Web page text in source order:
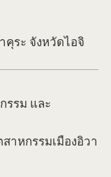
คุระ จังหวัดไอจิ
รรม และ
าหกรรมเมืองอิวา